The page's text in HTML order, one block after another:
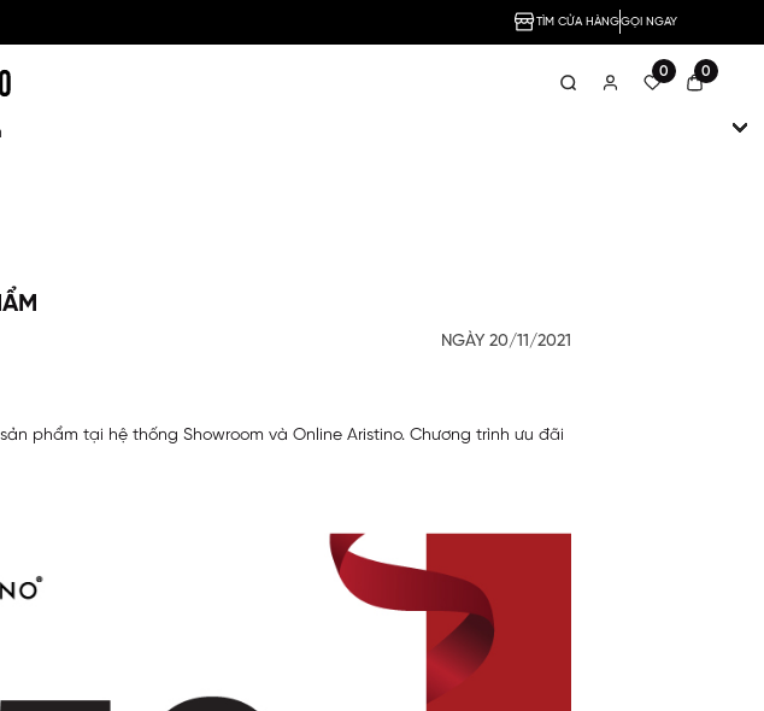
TÌM CỬA HÀNGGỌI NGAY
0 0
NGÀY 20/11/2021
phẩm tại hệ thống Showroom và Online Aristino. Chương trình ưu đãi